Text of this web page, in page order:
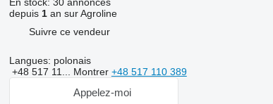
depuis 1an sur Agroline
Suivre ce vendeur
Langues: polonais
+48 517 11... Montrer +48 517 110 389
Appelez-moi